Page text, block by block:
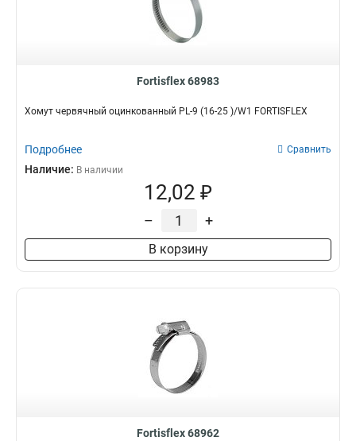
Fortisflex 68983
Хомут червячный оцинкованный PL-9 (16-25 )/W1 FORTISFLEX
Подробнее Сравнить
Наличие: В наличии
12,02 ₽
– +
В корзину
Fortisflex 68962